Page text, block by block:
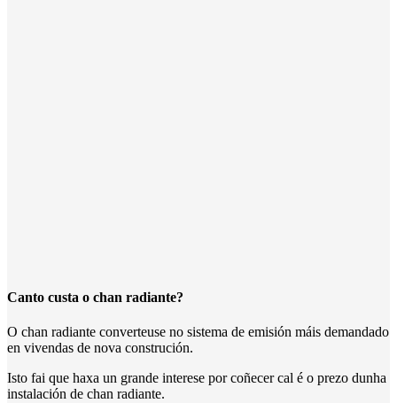
Canto custa o chan radiante?
O chan radiante converteuse no sistema de emisión máis demandado
en vivendas de nova construción.
Isto fai que haxa un grande interese por coñecer cal é o prezo dunha
instalación de chan radiante.